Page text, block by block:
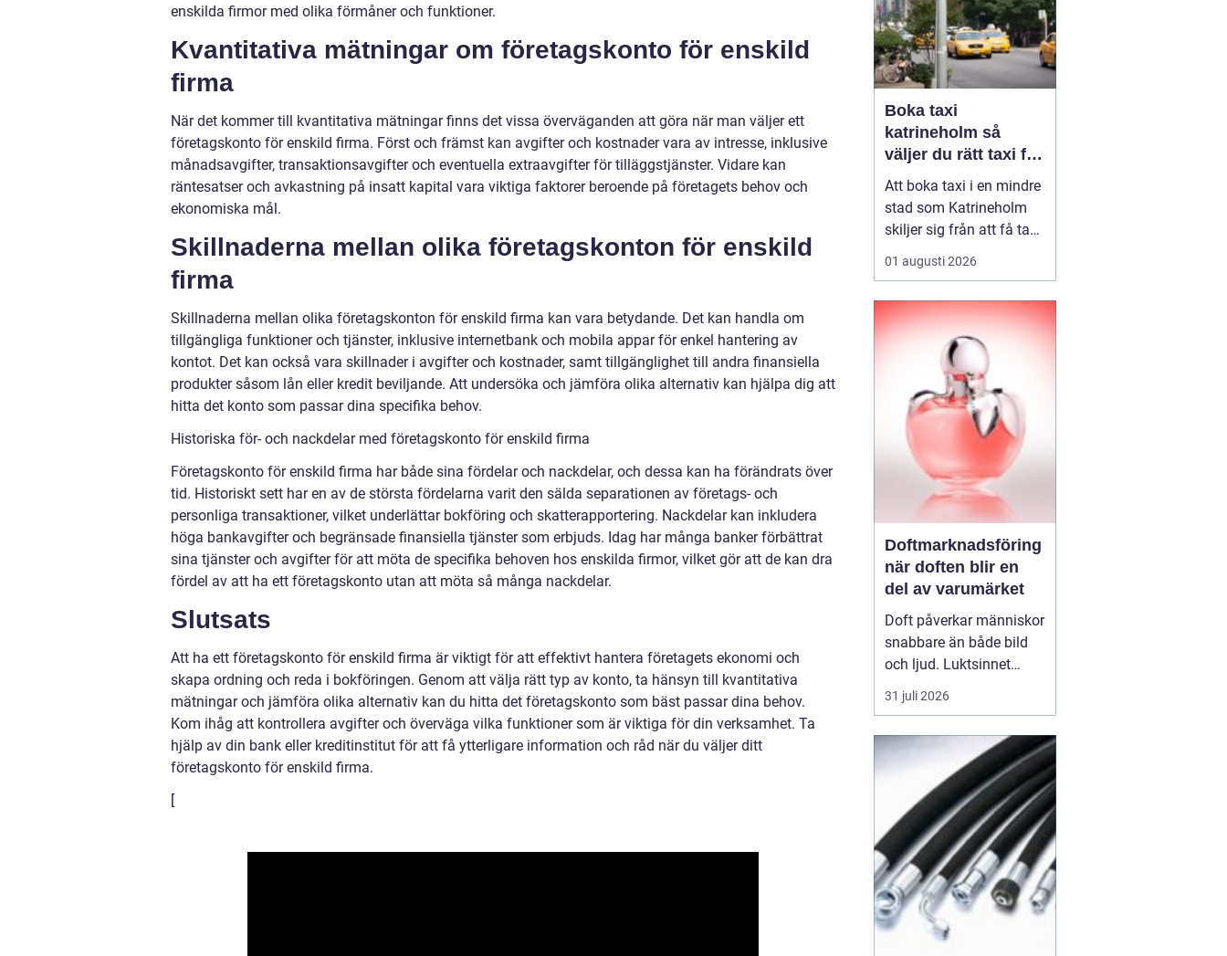
enskilda firmor med olika förmåner och funktioner.
Kvantitativa mätningar om företagskonto för enskild
firma
När det kommer till kvantitativa mätningar finns det vissa överväganden att göra när man väljer ett
företagskonto för enskild firma. Först och främst kan avgifter och kostnader vara av intresse, inklusive
månadsavgifter, transaktionsavgifter och eventuella extraavgifter för tilläggstjänster. Vidare kan
räntesatser och avkastning på insatt kapital vara viktiga faktorer beroende på företagets behov och
ekonomiska mål.
Skillnaderna mellan olika företagskonton för enskild
firma
Skillnaderna mellan olika företagskonton för enskild firma kan vara betydande. Det kan handla om
tillgängliga funktioner och tjänster, inklusive internetbank och mobila appar för enkel hantering av
kontot. Det kan också vara skillnader i avgifter och kostnader, samt tillgänglighet till andra finansiella
produkter såsom lån eller kredit beviljande. Att undersöka och jämföra olika alternativ kan hjälpa dig att
hitta det konto som passar dina specifika behov.
Historiska för- och nackdelar med företagskonto för enskild firma
Företagskonto för enskild firma har både sina fördelar och nackdelar, och dessa kan ha förändrats över
tid. Historiskt sett har en av de största fördelarna varit den sälda separationen av företags- och
personliga transaktioner, vilket underlättar bokföring och skatterapportering. Nackdelar kan inkludera
höga bankavgifter och begränsade finansiella tjänster som erbjuds. Idag har många banker förbättrat
sina tjänster och avgifter för att möta de specifika behoven hos enskilda firmor, vilket gör att de kan dra
fördel av att ha ett företagskonto utan att möta så många nackdelar.
Slutsats
Att ha ett företagskonto för enskild firma är viktigt för att effektivt hantera företagets ekonomi och
skapa ordning och reda i bokföringen. Genom att välja rätt typ av konto, ta hänsyn till kvantitativa
mätningar och jämföra olika alternativ kan du hitta det företagskonto som bäst passar dina behov.
Kom ihåg att kontrollera avgifter och överväga vilka funktioner som är viktiga för din verksamhet. Ta
hjälp av din bank eller kreditinstitut för att få ytterligare information och råd när du väljer ditt
företagskonto för enskild firma.
[
Boka taxi
katrineholm så
väljer du rätt taxi för
trygga resor
Att boka taxi i en mindre
stad som Katrineholm
skiljer sig från att få tag
på bil i en storstad.
Utbudet är mer
skillnaden mellan olika
bolag kan vara tydlig.
Den som söker efter
Boka Taxi K...
01 augusti 2026
Doftmarknadsföring
när doften blir en
del av varumärket
Doft påverkar människor
snabbare än både bild
och ljud. Luktsinnet
kopplas direkt till
hjärnans centrum för
Därförhar
doftmarknadsföring
ett kraftfullt verktyg
för företag som v...
31 juli 2026